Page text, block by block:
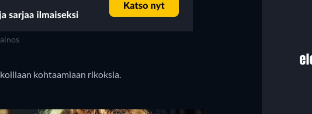
kohtaamiaan rikoksia.